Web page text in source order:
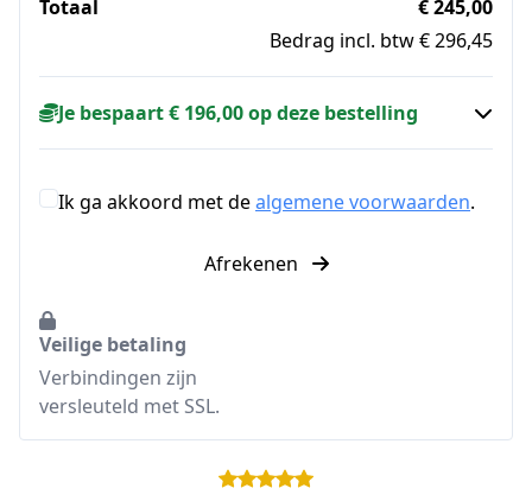
Totaal
€ 245,00
Bedrag incl. btw € 296,45
Je bespaart € 196,00 op deze bestelling
Ik ga akkoord met dealgemene voorwaarden.
Afrekenen
Veilige betaling
Verbindingen zijn
versleuteld met SSL.